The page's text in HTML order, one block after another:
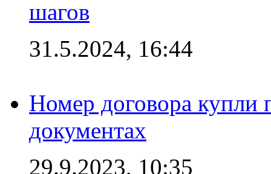
шагов
31.5.2024, 16:44
Номер договора купли
документах
29.9.2023, 10:35